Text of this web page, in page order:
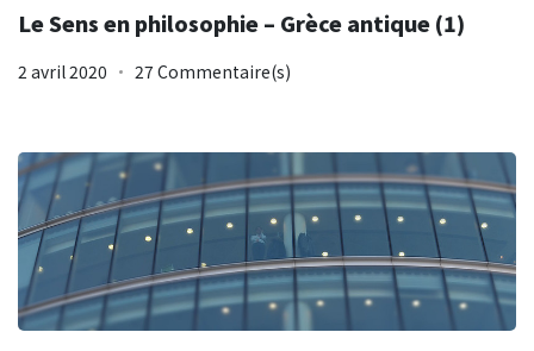
Le Sens en philosophie – Grèce antique (1)
2 avril 2020 27 Commentaire(s)